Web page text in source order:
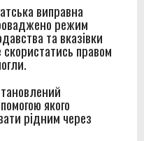
виправна
режим
та вказівки
правом
якого
рідним через